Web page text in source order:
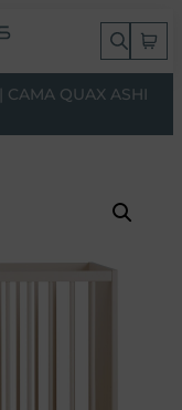
| CAMA QUAX ASHI